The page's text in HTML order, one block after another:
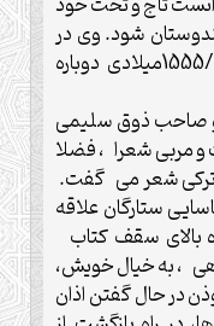
شود. وی در
ماه مبارک رمضان سال 962 قمری/1555میلادی دوباره
صاحب ذوق سلیمی
مربی شعرا ، فضلا
ترکی شعر می گفت.
ستارگان علاقه
بالای سقف کتاب
، به خیال خویش،
در حال گفتن اذان